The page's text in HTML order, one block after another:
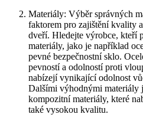
Materiály: Výběr ‍správných
⁢faktorem pro zajištění kvality
dveří. Hledejte výrobce, ​kteří
materiály, jako je například
pevné bezpečnostní ⁢sklo.
pevností a odolností‍ proti⁣
nabízejí vynikající odolnost
Dalšími výhodnými‌ materiály
⁤kompozitní⁤ materiály, které
také vysokou kvalitu.